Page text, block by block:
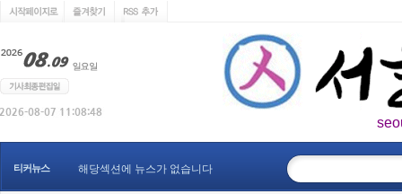
티커뉴스 해당섹션에 뉴스가 없습니다